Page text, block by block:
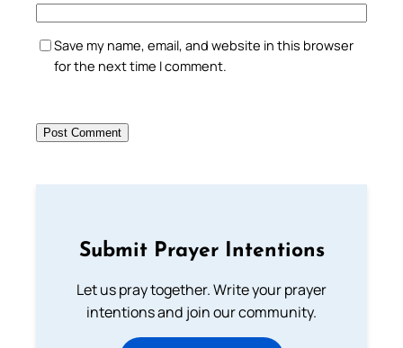
Save my name, email, and website in this browser
for the next time I comment.
Submit Prayer Intentions
Let us pray together. Write your prayer
intentions and join our community.